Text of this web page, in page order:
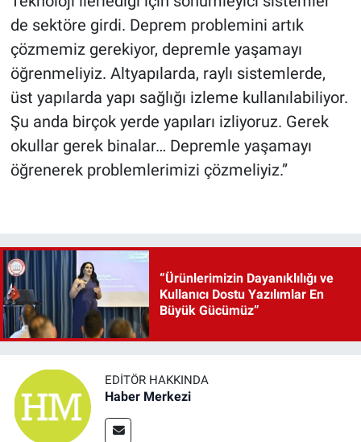
de sektöre girdi. Deprem problemini artık
çözmemiz gerekiyor, depremle yaşamayı
öğrenmeliyiz. Altyapılarda, raylı sistemlerde,
üst yapılarda yapı sağlığı izleme kullanılabiliyor.
Şu anda birçok yerde yapıları izliyoruz. Gerek
okullar gerek binalar… Depremle yaşamayı
öğrenerek problemlerimizi çözmeliyiz.”
“Ürünlerimizin Dayanıklılığı ve
Kullanıcı Dostu Yazılımlar En
Büyük Gücümüz”
EDITÖR HAKKINDA
Haber Merkezi